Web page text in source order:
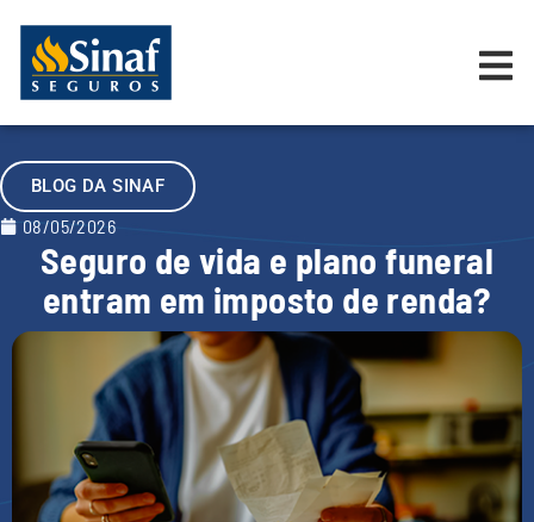
BLOG DA SINAF
08/05/2026
Seguro de vida e plano funeral
entram em imposto de renda?